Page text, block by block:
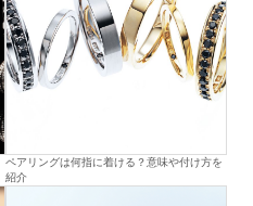
ペアリングは何指に着ける？意味や付け方を
紹介